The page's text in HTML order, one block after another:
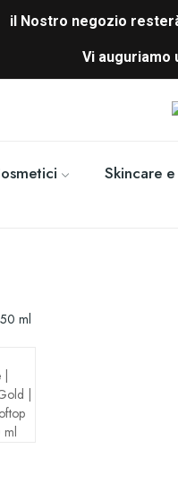
il Nostro negozio
Vi auguriamo
Skincare